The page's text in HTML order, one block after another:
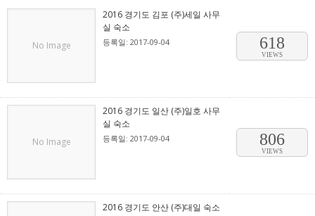
No Image
2016 경기도 김포 (주)세일 사무
실 숙소
등록일: 2017-09-04 618
VIEWS
No Image
2016 경기도 일산 (주)일호 사무
실 숙소
등록일: 2017-09-04 806
VIEWS
2016 경기도 안산 (주)대일 숙소